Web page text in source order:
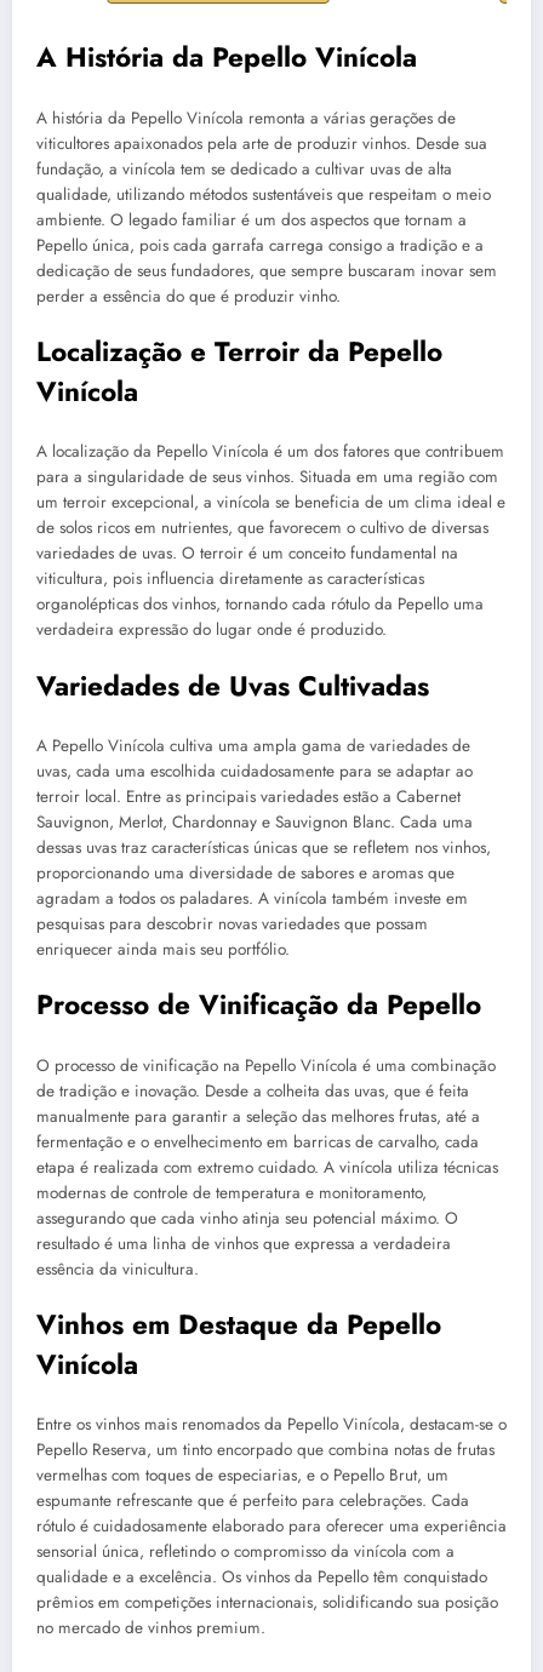
A História da Pepello Vinícola
A história da Pepello Vinícola remonta a várias gerações de
viticultores apaixonados pela arte de produzir vinhos. Desde sua
fundação, a vinícola tem se dedicado a cultivar uvas de alta
qualidade, utilizando métodos sustentáveis que respeitam o meio
ambiente. O legado familiar é um dos aspectos que tornam a
Pepello única, pois cada garrafa carrega consigo a tradição e a
dedicação de seus fundadores, que sempre buscaram inovar sem
perder a essência do que é produzir vinho.
Localização e Terroir da Pepello
Vinícola
A localização da Pepello Vinícola é um dos fatores que contribuem
para a singularidade de seus vinhos. Situada em uma região com
um terroir excepcional, a vinícola se beneficia de um clima ideal e
de solos ricos em nutrientes, que favorecem o cultivo de diversas
variedades de uvas. O terroir é um conceito fundamental na
viticultura, pois influencia diretamente as características
organolépticas dos vinhos, tornando cada rótulo da Pepello uma
verdadeira expressão do lugar onde é produzido.
Variedades de Uvas Cultivadas
A Pepello Vinícola cultiva uma ampla gama de variedades de
uvas, cada uma escolhida cuidadosamente para se adaptar ao
terroir local. Entre as principais variedades estão a Cabernet
Sauvignon, Merlot, Chardonnay e Sauvignon Blanc. Cada uma
dessas uvas traz características únicas que se refletem nos vinhos,
proporcionando uma diversidade de sabores e aromas que
agradam a todos os paladares. A vinícola também investe em
pesquisas para descobrir novas variedades que possam
enriquecer ainda mais seu portfólio.
Processo de Vinificação da Pepello
O processo de vinificação na Pepello Vinícola é uma combinação
de tradição e inovação. Desde a colheita das uvas, que é feita
manualmente para garantir a seleção das melhores frutas, até a
fermentação e o envelhecimento em barricas de carvalho, cada
etapa é realizada com extremo cuidado. A vinícola utiliza técnicas
modernas de controle de temperatura e monitoramento,
assegurando que cada vinho atinja seu potencial máximo. O
resultado é uma linha de vinhos que expressa a verdadeira
essência da vinicultura.
Vinhos em Destaque da Pepello
Vinícola
Entre os vinhos mais renomados da Pepello Vinícola, destacam-se o
Pepello Reserva, um tinto encorpado que combina notas de frutas
vermelhas com toques de especiarias, e o Pepello Brut, um
espumante refrescante que é perfeito para celebrações. Cada
rótulo é cuidadosamente elaborado para oferecer uma experiência
sensorial única, refletindo o compromisso da vinícola com a
qualidade e a excelência. Os vinhos da Pepello têm conquistado
prêmios em competições internacionais, solidificando sua posição
no mercado de vinhos premium.